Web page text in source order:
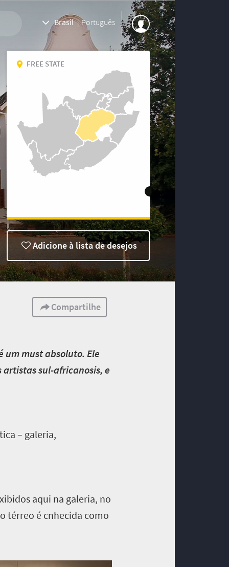
Brasil | Português
FREE STATE
Adicione à lista de desejos
Compartilhe
um must absoluto. Ele
sul-africanosis, e
– galeria,
aqui na galeria, no
térreo é cnhecida como